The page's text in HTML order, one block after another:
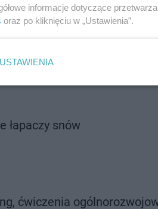
3)
łapaczy snów
ćwiczenia
informacje dotyczące
oraz po kliknięciu w „Ustawienia”.
USTAWIENIA